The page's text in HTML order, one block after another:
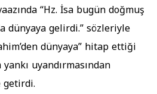
“Hz. İsa bugün doğmuş
dünyaya gelirdi.” sözleriyle
dünyaya” hitap ettiği
uyandırmasından